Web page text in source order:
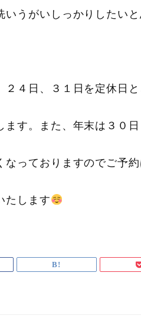
うがいしっかりしたいと
４日、３１日を定休日と
す。また、年末は３０日
っておりますのでご予約
たします